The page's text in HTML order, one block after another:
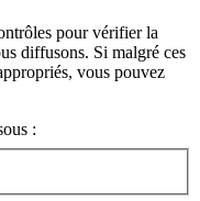
pour vérifier la
diffusons. Si malgré ces
vous pouvez
: